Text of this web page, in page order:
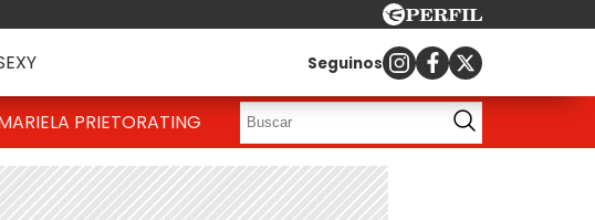
Seguinos
PRIETORATING